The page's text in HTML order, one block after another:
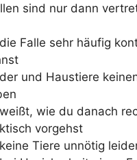
sind nur dann
Falle sehr häufig
und Haustiere
wie du danach
vorgehst
Tiere unnötig